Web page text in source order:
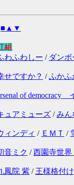
■ ▲ ▼
組
わふわしー / ダンボ
せですか？ /ふかふ
of democracy
ュアミューズ /みん
ィンディ / ＥＭＴ /
音ミク /西園寺世界
鳳院 紫 / 王様格付